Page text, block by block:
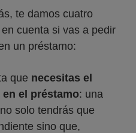
te damos cuatro
cuenta si vas a pedir
un préstamo:
que necesitas el
el préstamo: una
solo tendrás que
sino que,